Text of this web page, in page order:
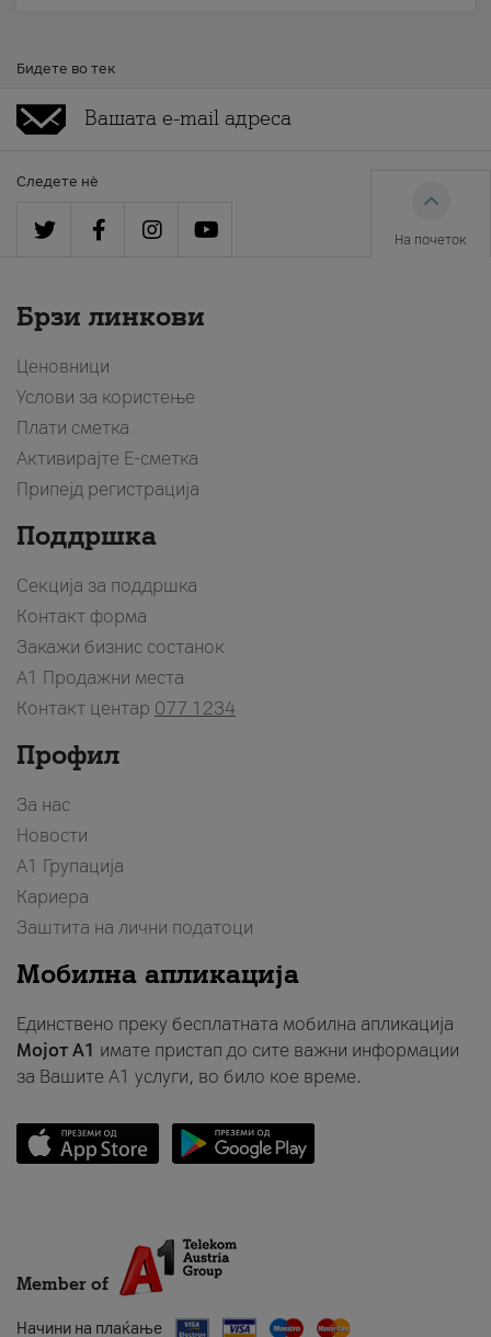
Бидете во тек
Следете нè
На почеток
Брзи линкови
Ценовници
Услови за користење
Плати сметка
Активирајте Е-сметка
Припејд регистрација
Поддршка
Секција за поддршка
Контакт форма
Закажи бизнис состанок
A1 Продажни места
Контакт центар 077 1234
Профил
За нас
Новости
А1 Групација
Кариера
Заштита на лични податоци
Мобилна апликација
Единствено преку бесплатната мобилна апликација
Мојот A1 имате пристап до сите важни информации
за Вашите A1 услуги, во било кое време.
Member of
Начини на плаќање